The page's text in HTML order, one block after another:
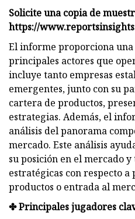
Solicite una copia de
https://
El informe proporciona
principales actores que
incluye tanto empresas
emergentes, junto con su
cartera de productos,
estrategias. Además, el
análisis del panorama
mercado. Este análisis
su posición en el mercado
estratégicas con respecto
productos o entrada al
✤ Principales jugadores